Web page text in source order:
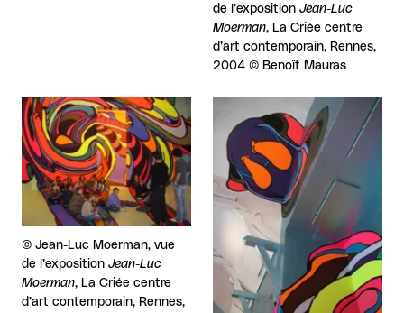
de l’exposition Jean-Luc
Moerman, La Criée centre
d’art contemporain, Rennes,
2004 © Benoît Mauras
Agrandir
Droits réservés :
© Jean-Luc Moerman, vue
de l’exposition Jean-Luc
Moerman, La Criée centre
d’art contemporain, Rennes,
Agrandir